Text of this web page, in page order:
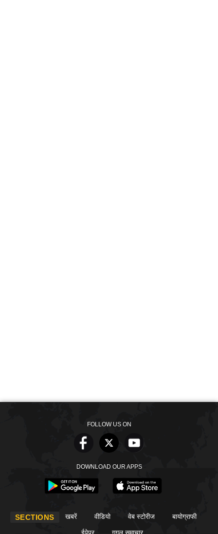
FOLLOW US ON
DOWNLOAD OUR APPS
SECTIONS खबरें वीडियो वेब स्टोरीज बायोग्राफी